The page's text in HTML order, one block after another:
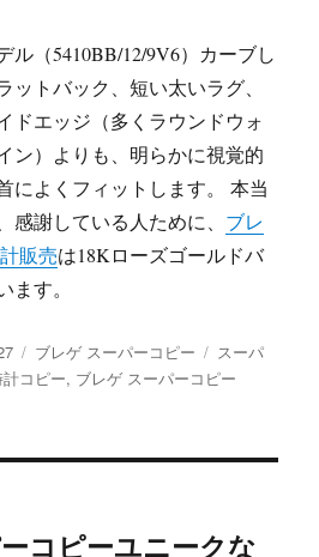
ル（5410BB/12/9V6）カーブし
ットバック、短い太いラグ、
ドエッジ（多くラウンドウォ
ン）よりも、明らかに視覚的
によくフィットします。 本当
感謝している人ために、 ブレ
販売は18Kローズゴールドバ
ます。
カ
テ
ブレゲ スーパーコピー
タ
グ
スーパ
コピー, ブレゲ スーパーコピー
コピーユニークな